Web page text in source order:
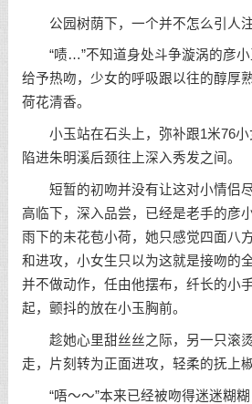
公园树荫下，一个并不怎么引人注
“啧…”不知道身处斗争漩涡的彦小
给予热吻，少女的呼吸跟以往的醇厚
荷花清香。
小玉站在石头上，弥补跟1米76小
陷进朱明溪后颈往上深入秀发之间。
短暂的初吻并没有让这对小情侣尽
高临下，深入品尝，已经是老手的彦
雨下的未花苞小荷，她只感觉四面八
和进攻，小女生只以为这就是接吻的
并不做动作，任由他摆布，纤长的小
起，颤抖的放在小玉胸前。
趁她心里甜丝丝之际，另一只滚
走，片刻转为正面进攻，轻柔的抚上椒
“唔～～”本来已经被吻得迷迷糊糊